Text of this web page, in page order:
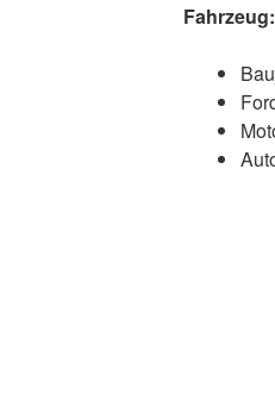
Fahrzeug: